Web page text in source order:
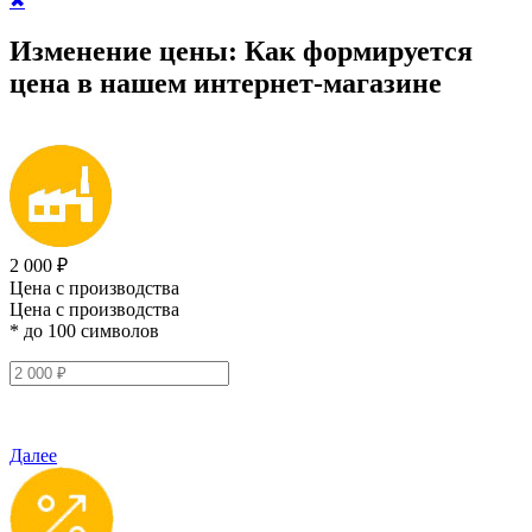
Изменение цены: Как формируется
цена в нашем интернет-магазине
2 000 ₽
Цена с производства
Цена с производства
* до 100 символов
Далее